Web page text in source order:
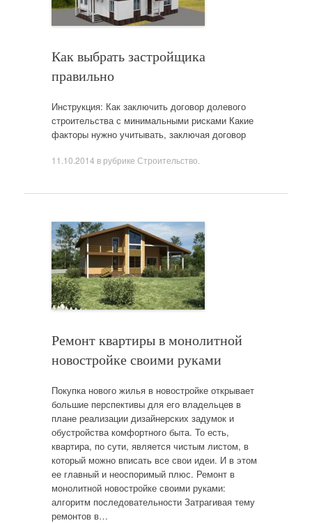
Как выбрать застройщика
правильно
Инструкция: Как заключить договор долевого
строительства с минимальными рисками Какие
факторы нужно учитывать, заключая договор
11.10.2014 в рубрике Строительство
Ремонт квартиры в монолитной
новостройке своими руками
Покупка нового жилья в новостройке открывает
большие перспективы для его владельцев в
плане реализации дизайнерских задумок и
обустройства комфортного быта. То есть,
квартира, по сути, является чистым листом, в
который можно вписать все свои идеи. И в этом
ее главный и неоспоримый плюс. Ремонт в
монолитной новостройке своими руками:
алгоритм последовательности Затрагивая тему
ремонтов в…